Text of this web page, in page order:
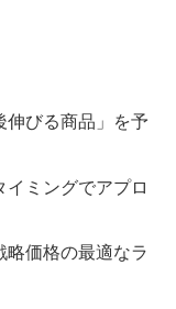
伸びる商品」を予
ミングでアプロ
略価格の最適なラ